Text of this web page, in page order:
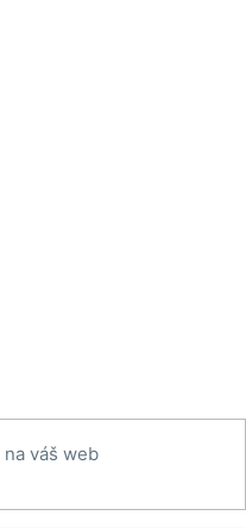
váš web